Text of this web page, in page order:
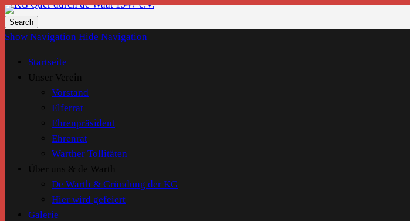
KG Quer durch de Waat 1947 e.V.
Show Navigation Hide Navigation
Startseite
Unser Verein
Vorstand
Elferrat
Ehrenpräsident
Ehrenrat
Warther Tollitäten
Über uns & de Warth
De Warth & Gründung der KG
Hier wird gefeiert
Galerie